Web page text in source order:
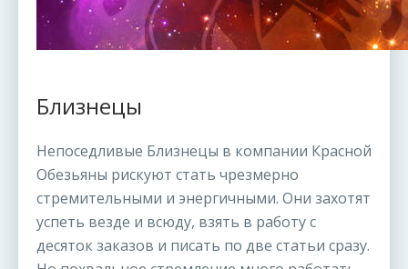
Близнецы
Непоседливые Близнецы в компании Красной
Обезьяны рискуют стать чрезмерно
стремительными и энергичными. Они захотят
успеть везде и всюду, взять в работу с
десяток заказов и писать по две статьи сразу.